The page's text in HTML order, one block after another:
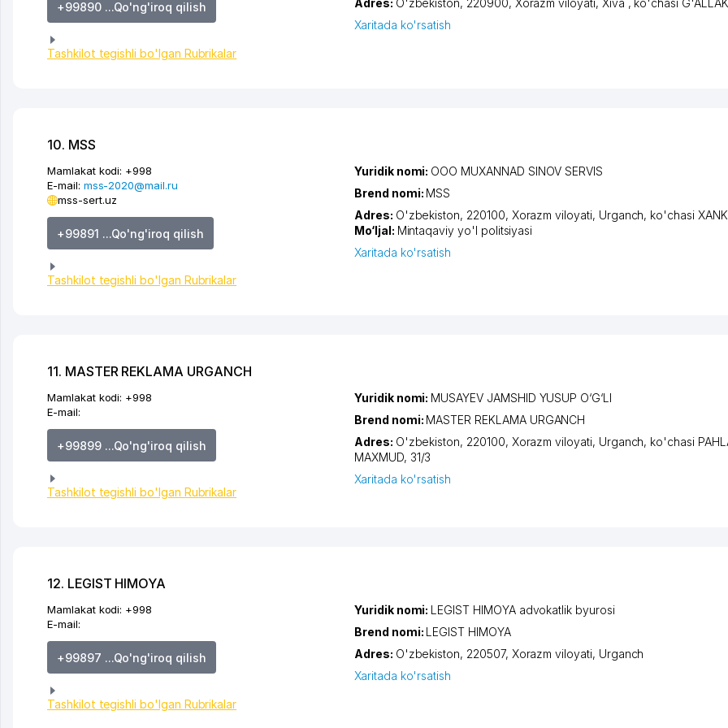
+99890 ...Qo'ng'iroq qilish
Tashkilot tegishli bo'lgan Rubrikalar
Adres: O'zbekiston, 220900, Xorazm viloyati, Xiva , ko'chasi
Xaritada ko'rsatish
10. MSS
Mamlakat kodi: +998
E-mail: mss-2020@mail.ru
mss-sert.uz
+99891 ...Qo'ng'iroq qilish
Tashkilot tegishli bo'lgan Rubrikalar
Yuridik nomi: OOO MUXANNAD SINOV SERVIS
Brend nomi: MSS
Adres: O'zbekiston, 220100, Xorazm viloyati, Urganch, ko'chasi
Mo‘ljal: Mintaqaviy yo'l politsiyasi
Xaritada ko'rsatish
11. MASTER REKLAMA URGANCH
Mamlakat kodi: +998
E-mail:
+99899 ...Qo'ng'iroq qilish
Tashkilot tegishli bo'lgan Rubrikalar
Yuridik nomi: MUSAYEV JAMSHID YUSUP O‘G‘LI
Brend nomi: MASTER REKLAMA URGANCH
Adres: O'zbekiston, 220100, Xorazm viloyati, Urganch, ko'chasi
MAXMUD, 31/3
Xaritada ko'rsatish
12. LEGIST HIMOYA
Mamlakat kodi: +998
E-mail:
+99897 ...Qo'ng'iroq qilish
Tashkilot tegishli bo'lgan Rubrikalar
Yuridik nomi: LEGIST HIMOYA advokatlik byurosi
Brend nomi: LEGIST HIMOYA
Adres: O'zbekiston, 220507, Xorazm viloyati, Urganch
Xaritada ko'rsatish